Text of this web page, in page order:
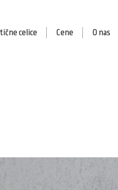
celice Cene O nas